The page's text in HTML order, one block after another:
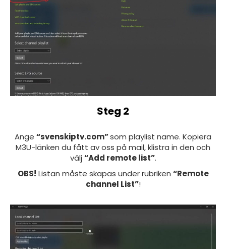
Steg 2
Ange “svenskiptv.com”som playlist name. Kopiera
M3U-länken du fått av oss på mail, klistra in den och
välj “Add remote list”.
OBS! Listan måste skapas under rubriken “Remote
channel List”!